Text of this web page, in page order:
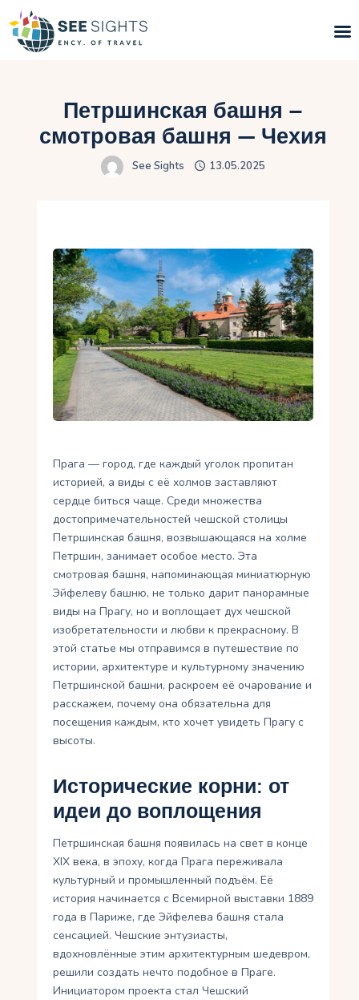
Горящие туры
Типы Туров
Инфо
Блог
Контакты
Укр
Петршинская башня –
смотровая башня — Чехия
See Sights 13.05.2025
Прага — город, где каждый уголок пропитан
историей, а виды с её холмов заставляют
сердце биться чаще. Среди множества
достопримечательностей чешской столицы
Петршинская башня, возвышающаяся на холме
Петршин, занимает особое место. Эта
смотровая башня, напоминающая миниатюрную
Эйфелеву башню, не только дарит панорамные
виды на Прагу, но и воплощает дух чешской
изобретательности и любви к прекрасному. В
этой статье мы отправимся в путешествие по
истории, архитектуре и культурному значению
Петршинской башни, раскроем её очарование и
расскажем, почему она обязательна для
посещения каждым, кто хочет увидеть Прагу с
высоты.
Исторические корни: от
идеи до воплощения
Петршинская башня появилась на свет в конце
XIX века, в эпоху, когда Прага переживала
культурный и промышленный подъём. Её
история начинается с Всемирной выставки 1889
года в Париже, где Эйфелева башня стала
сенсацией. Чешские энтузиасты,
вдохновлённые этим архитектурным шедевром,
решили создать нечто подобное в Праге.
Инициатором проекта стал Чешский